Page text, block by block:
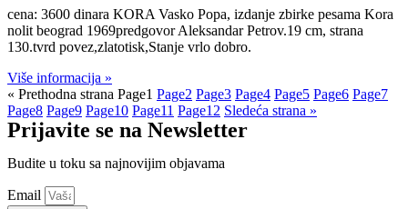
cena: 3600 dinara KORA Vasko Popa, izdanje zbirke pesama Kora
nolit beograd 1969predgovor Aleksandar Petrov.19 cm, strana
130.tvrd povez,zlatotisk,Stanje vrlo dobro.
Više informacija »
« Prethodna strana Page1 Page2 Page3 Page4 Page5 Page6 Page7
Page8 Page9 Page10 Page11 Page12 Sledeća strana »
Prijavite se na Newsletter
Budite u toku sa najnovijim objavama
Email